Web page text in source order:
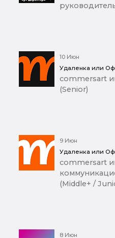
10 Июн
Удаленка или
commersart
(Senior)
9 Июн
Удаленка или
commersart
(Middle+ /
8 Июн